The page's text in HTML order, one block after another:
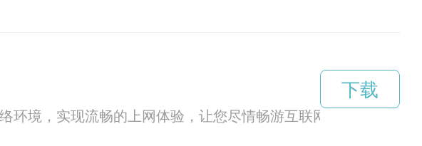
境，实现流畅的上网体验，让您尽情畅游互联网世界。
下载